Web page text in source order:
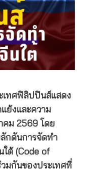
เทศฟิลิปปินส์แสดง
ย้งและความ
คม 2569 โดย
กดันการจัดทำ
ใต้ (Code of
มกันของประเทศที่